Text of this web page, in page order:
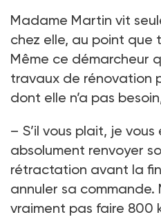
Madame Martin vit
chez elle, au point que
Même ce démarcheur
travaux de rénovation
dont elle n’a pas
– S’il vous plait, je
absolument renvoyer
rétractation avant la
annuler sa commande.
vraiment pas faire 800